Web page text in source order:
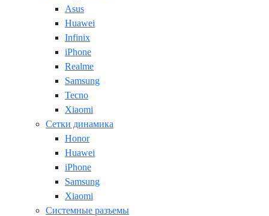
Asus
Huawei
Infinix
iPhone
Realme
Samsung
Tecno
Xiaomi
Сетки динамика
Honor
Huawei
iPhone
Samsung
Xiaomi
Системные разъемы